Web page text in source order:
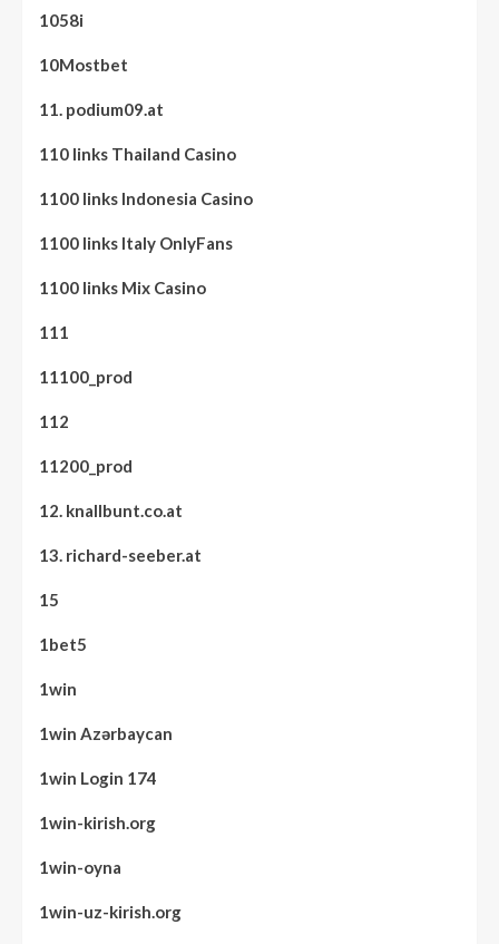
1058i
10Mostbet
11. podium09.at
110 links Thailand Casino
1100 links Indonesia Casino
1100 links Italy OnlyFans
1100 links Mix Casino
111
11100_prod
112
11200_prod
12. knallbunt.co.at
13. richard-seeber.at
15
1bet5
1win
1win Azərbaycan
1win Login 174
1win-kirish.org
1win-oyna
1win-uz-kirish.org